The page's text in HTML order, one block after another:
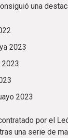
una
2023
2023
por el
una serie de